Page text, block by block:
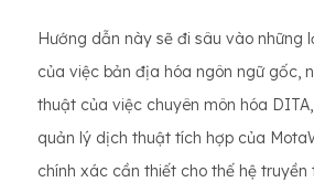
Hướng dẫn này sẽ đi sâu vào những
của việc bản địa hóa ngôn ngữ gốc,
thuật của việc chuyên môn hóa
quản lý dịch thuật tích hợp của
chính xác cần thiết cho thế hệ